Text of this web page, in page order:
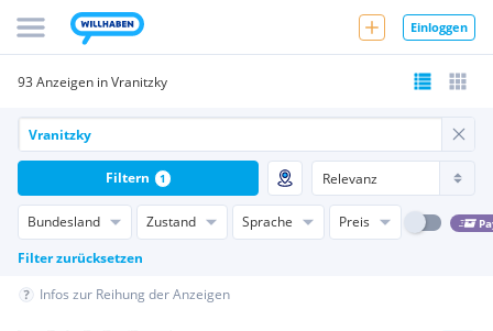
Einloggen
93 Anzeigen in Vranitzky
Bundesland Zustand Sprache Preis
Filter zurücksetzen
Filtern 1
Infos zur Reihung der Anzeigen